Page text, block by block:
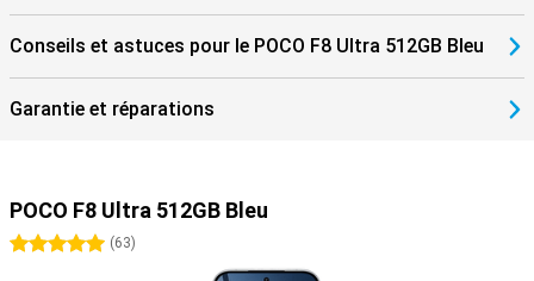
Conseils et astuces pour le POCO F8 Ultra 512GB Bleu
Garantie et réparations
POCO F8 Ultra 512GB Bleu
5 étoiles
(63)